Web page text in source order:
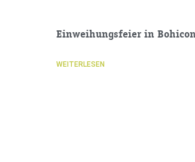
Einweihungsfeier in
WEITERLESEN